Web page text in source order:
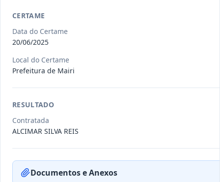
Situação:
011/2026
Credenciamento
pr...
Situação: Publicada
007/2026
Concorrência
Contratação de empresa
especializada para pavimentação
em pa...
CERTAME
Data do Certame
20/06/2025
Local do Certame
Prefeitura de Mairi
RESULTADO
Contratada
ALCIMAR SILVA REIS
Documentos e Anexos